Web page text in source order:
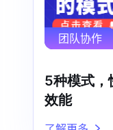
团队协作
5种模式，
效能